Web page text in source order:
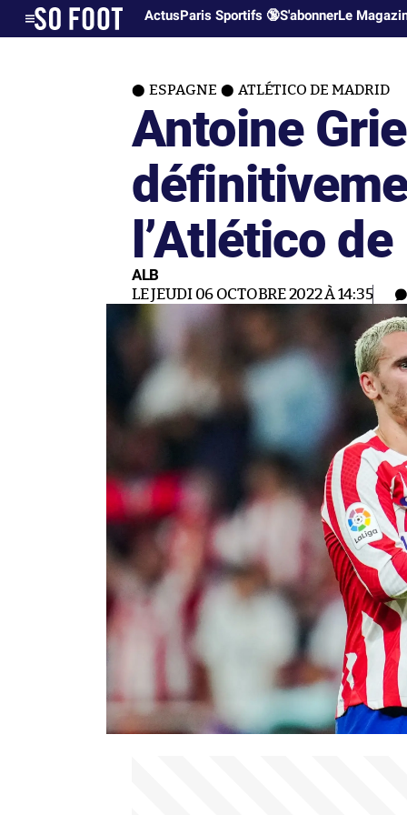
ActusParis Sportifs 🔞S'abonnerLe
ESPAGNE ATLÉTICO DE MADRID
Antoine
l’Atlético
ALB
LE JEUDI 06 OCTOBRE 2022 À 14:35